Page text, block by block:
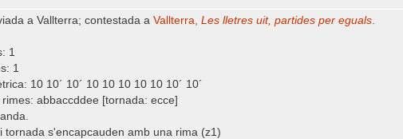
a Vallterra; contestada a Vallterra, Les lletres uit, partides per eguals.
1
1
10 10´ 10´ 10 10 10 10 10 10´ 10´
abbaccddee [tornada: ecce]
tornada s'encapcauden amb una rima (z1)